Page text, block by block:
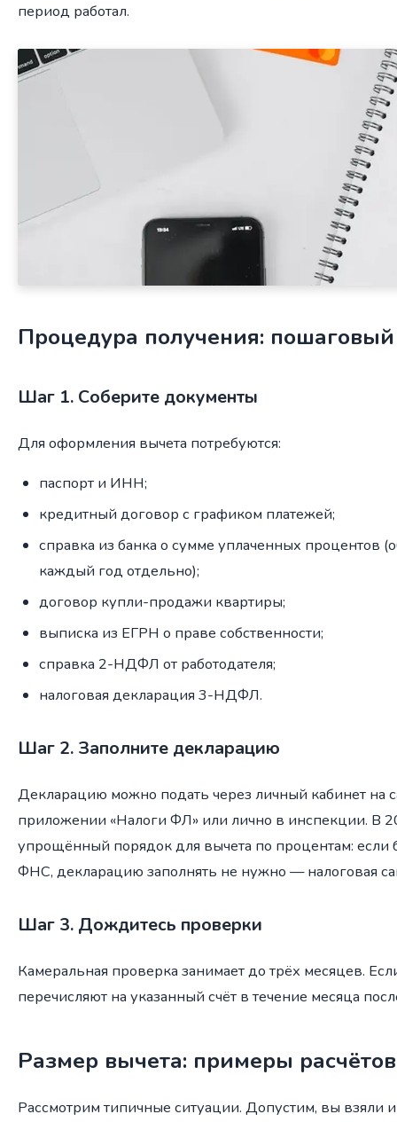
период работал.
Процедура получения:
Шаг 1. Соберите документы
Для оформления вычета потребуются:
паспорт и ИНН;
кредитный договор с графиком платежей;
справка из банка о сумме уплаченных процентов
каждый год отдельно);
договор купли-продажи квартиры;
выписка из ЕГРН о праве собственности;
справка 2-НДФЛ от работодателя;
налоговая декларация 3-НДФЛ.
Шаг 2. Заполните декларацию
Декларацию можно подать через личный кабинет на
приложении «Налоги ФЛ» или лично в инспекции. В
упрощённый порядок для вычета по процентам: если
ФНС, декларацию заполнять не нужно — налоговая
Шаг 3. Дождитесь проверки
Камеральная проверка занимает до трёх месяцев.
перечисляют на указанный счёт в течение месяца
Размер вычета: примеры расчётов
Рассмотрим типичные ситуации. Допустим, вы взяли